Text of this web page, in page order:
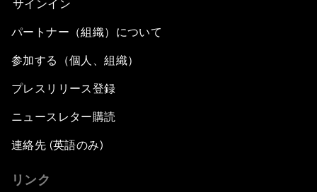
サインイン
パートナー（組織）について
参加する（個人、組織）
プレスリリース登録
ニュースレター購読
連絡先 (英語のみ)
リンク